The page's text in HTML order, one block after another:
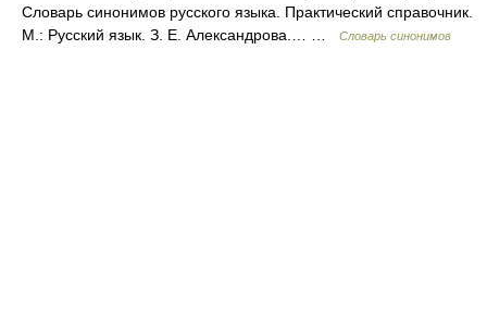
Словарь синонимов русского языка. Практический справочник.
М.: Русский язык. З. Е. Александрова.… …
Словарь синонимов